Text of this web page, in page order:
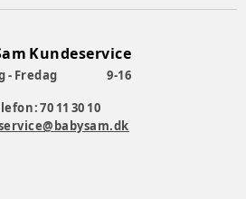
Kundeservice
- Fredag
9-16
70 11 30 10